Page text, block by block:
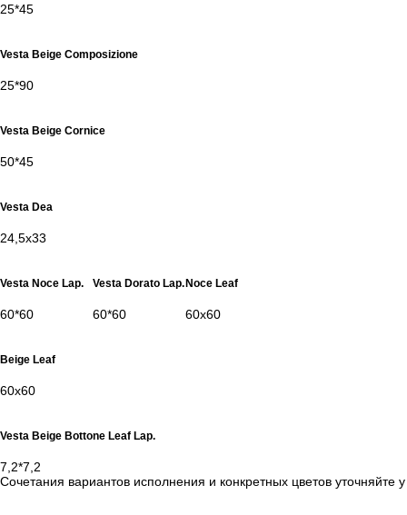
25*45
Vesta Beige Composizione
25*90
Vesta Beige Cornice
50*45
Vesta Dea
24,5х33
Vesta Noce Lap.
60*60
Vesta Dorato Lap.
60*60
Noce Leaf
60x60
Beige Leaf
60x60
Vesta Beige Bottone Leaf Lap.
7,2*7,2
Сочетания вариантов исполнения и конкретных цветов уточняйте